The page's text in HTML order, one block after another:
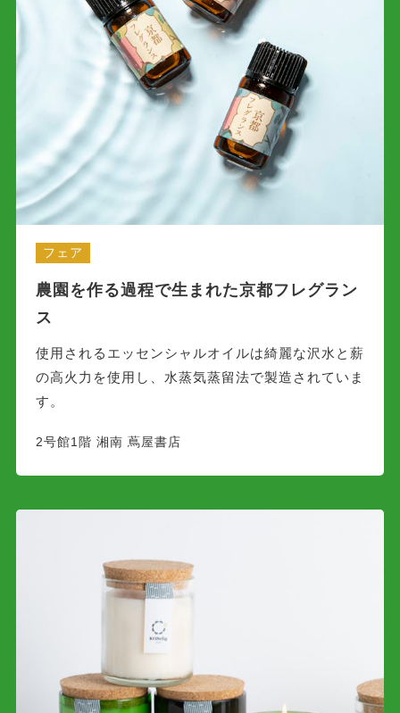
フェア
農園を作る過程で生まれた京都フレグラン
ス
使用されるエッセンシャルオイルは綺麗な沢水と薪
の高火力を使用し、水蒸気蒸留法で製造されていま
す。
2号館1階 湘南 蔦屋書店